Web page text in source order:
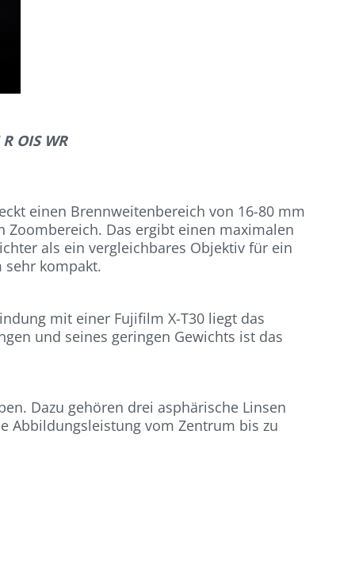
OIS WR
einen Brennweitenbereich von 16-80 mm
Zoombereich. Das ergibt einen maximalen
als ein vergleichbares Objektiv für ein
sehr kompakt.
mit einer Fujifilm X-T30 liegt das
und seines geringen Gewichts ist das
Dazu gehören drei asphärische Linsen
Abbildungsleistung vom Zentrum bis zu